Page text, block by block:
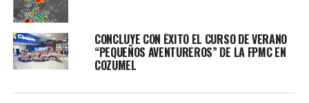
CONCLUYE CON ÉXITO EL CURSO DE VERANO
“PEQUEÑOS AVENTUREROS” DE LA FPMC EN
COZUMEL